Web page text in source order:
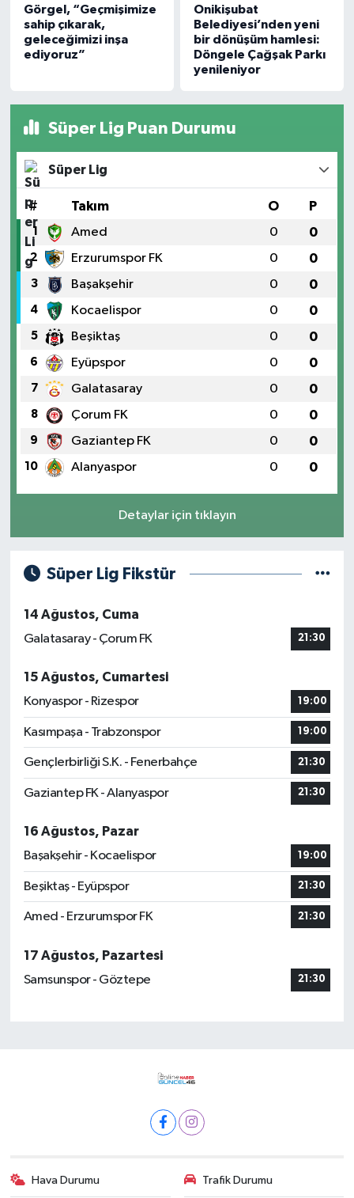
Görgel, “Geçmişimize
sahip çıkarak,
geleceğimizi inşa
ediyoruz”
Onikişubat
Belediyesi’nden yeni
bir dönüşüm hamlesi:
Döngele Çağşak Parkı
yenileniyor
Süper Lig Puan Durumu
Süper Lig
# Takım O P
1 Amed 0 0
2 Erzurumspor FK 0 0
3 Başakşehir 0 0
4 Kocaelispor 0 0
5 Beşiktaş 0 0
6 Eyüpspor 0 0
7 Galatasaray 0 0
8 Çorum FK 0 0
9 Gaziantep FK 0 0
10 Alanyaspor 0 0
Detaylar için tıklayın
Süper Lig Fikstür
14 Ağustos, Cuma
Galatasaray - Çorum FK
21:30
15 Ağustos, Cumartesi
Konyaspor - Rizespor
19:00
Kasımpaşa - Trabzonspor 19:00
Gençlerbirliği S.K. - Fenerbahçe 21:30
Gaziantep FK - Alanyaspor 21:30
16 Ağustos, Pazar
Başakşehir - Kocaelispor
19:00
Beşiktaş - Eyüpspor 21:30
Amed - Erzurumspor FK 21:30
17 Ağustos, Pazartesi
Samsunspor - Göztepe
21:30
Hava Durumu Trafik Durumu